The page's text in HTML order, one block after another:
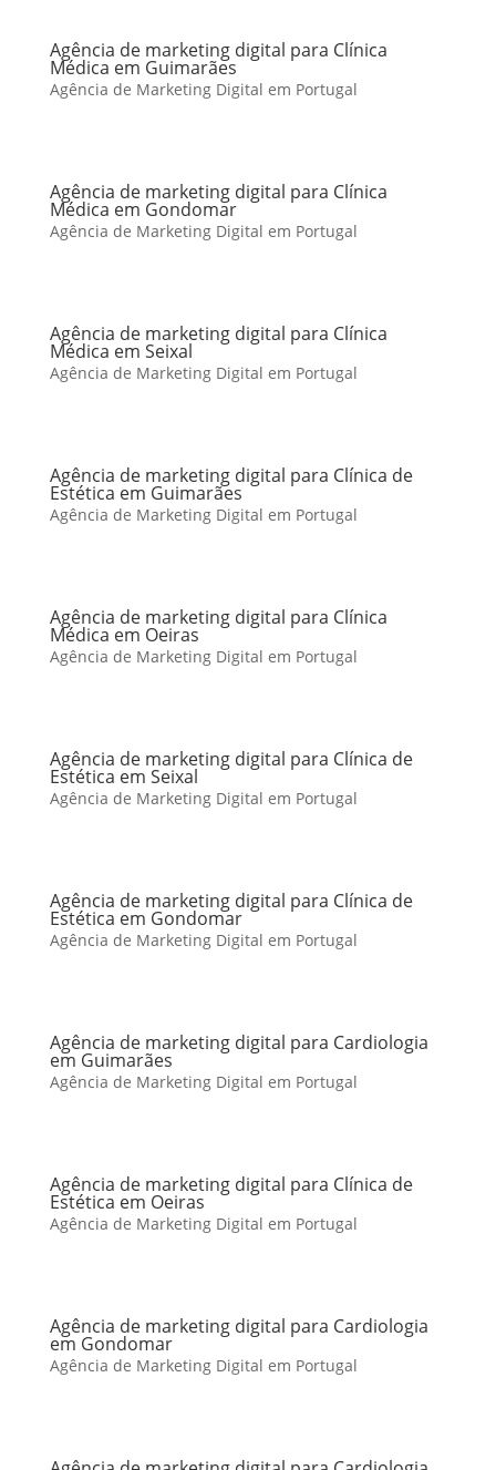
Agência de marketing digital para Clínica
Médica em Guimarães
Agência de Marketing Digital em Portugal
Agência de marketing digital para Clínica
Médica em Gondomar
Agência de Marketing Digital em Portugal
Agência de marketing digital para Clínica
Médica em Seixal
Agência de Marketing Digital em Portugal
Agência de marketing digital para Clínica de
Estética em Guimarães
Agência de Marketing Digital em Portugal
Agência de marketing digital para Clínica
Médica em Oeiras
Agência de Marketing Digital em Portugal
Agência de marketing digital para Clínica de
Estética em Seixal
Agência de Marketing Digital em Portugal
Agência de marketing digital para Clínica de
Estética em Gondomar
Agência de Marketing Digital em Portugal
Agência de marketing digital para Cardiologia
em Guimarães
Agência de Marketing Digital em Portugal
Agência de marketing digital para Clínica de
Estética em Oeiras
Agência de Marketing Digital em Portugal
Agência de marketing digital para Cardiologia
em Gondomar
Agência de Marketing Digital em Portugal